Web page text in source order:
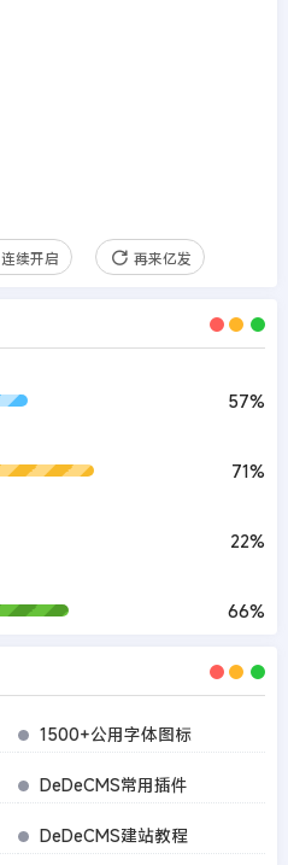
连续开启 再来亿发
57%
71%
22%
66%
1500+公用字体图标
DeDeCMS常用插件
DeDeCMS建站教程